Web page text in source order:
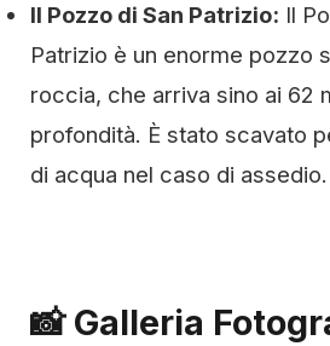
Il Pozzo di San Patrizio: Il
Patrizio è un enorme pozzo
roccia, che arriva sino ai 62
profondità. È stato scavato
di acqua nel caso di assedio.
📸 Galleria